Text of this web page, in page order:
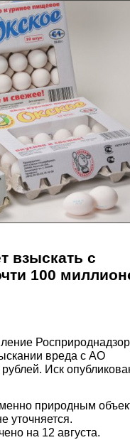
взыскать с
100
вреда с АО
Иск
природным
уточняется.
на 12 августа.